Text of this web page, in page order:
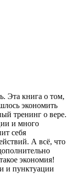
Эта книга о том,
экономить
тренинг о вере.
и много
себя
А всё, что
экономия!
и пунктуации